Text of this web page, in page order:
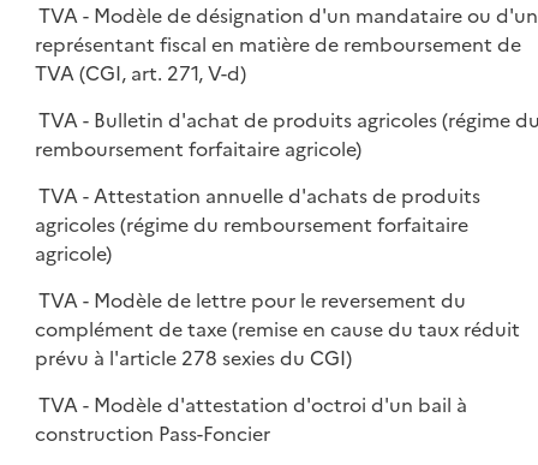
TVA - Modèle de désignation d'un mandataire ou d'un
représentant fiscal en matière de remboursement de
TVA (CGI, art. 271, V-d)
TVA - Bulletin d'achat de produits agricoles (régime
remboursement forfaitaire agricole)
TVA - Attestation annuelle d'achats de produits
agricoles (régime du remboursement forfaitaire
agricole)
TVA - Modèle de lettre pour le reversement du
complément de taxe (remise en cause du taux réduit
prévu à l'article 278 sexies du CGI)
TVA - Modèle d'attestation d'octroi d'un bail à
construction Pass-Foncier